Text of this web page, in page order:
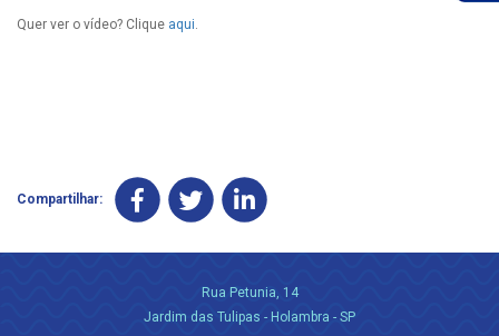
Quer ver o vídeo? Clique aqui.
Compartilhar:
Rua Petunia, 14
Jardim das Tulipas - Holambra - SP